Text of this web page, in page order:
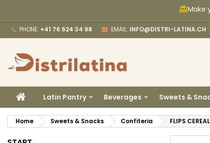
card_giftcardMake
PHONE: +41 76 624 34 98 EMAIL: INFO@DISTRI-LATINA.CH
HOMELatin Pantry Beverages Sweets &
Home Sweets & Snacks Confiteria FLIPS